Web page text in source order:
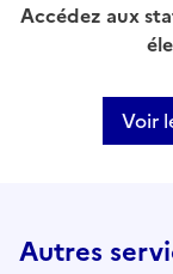
Accédez aux
Voir
Autres